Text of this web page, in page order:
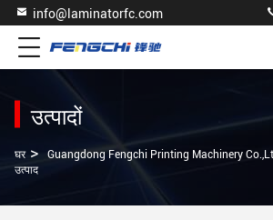
info@laminatorfc.com
उत्पादों
घर >
Guangdong Fengchi Printing Machinery
उत्पाद